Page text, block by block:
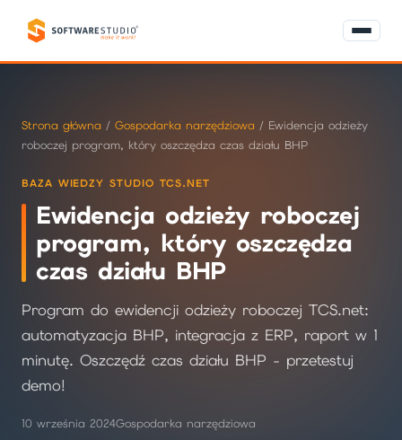
Strona główna / Gospodarka narzędziowa / Ewidencja odzieży
roboczej program, który oszczędza czas działu BHP
BAZA WIEDZY STUDIO TCS.NET
Ewidencja odzieży roboczej
program, który oszczędza
czas działu BHP
Program do ewidencji odzieży roboczej TCS.net:
automatyzacja BHP, integracja z ERP, raport w 1
minutę. Oszczędź czas działu BHP - przetestuj
demo!
10 września 2024Gospodarka narzędziowa